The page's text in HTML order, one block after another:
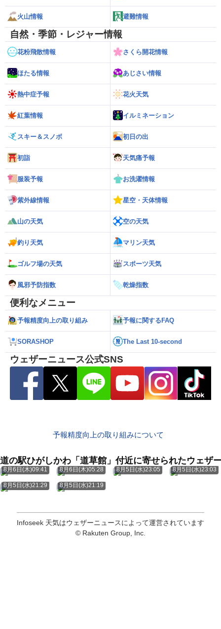
火山情報 避難情報
自然・季節・レジャー情報
花粉飛散情報 さくら開花情報
ほたる情報 あじさい情報
熱中症予報 花火天気
紅葉情報 イルミネーション
スキー＆スノボ 初日の出
初詣 天気痛予報
服装予報 お洗濯情報
紫外線情報 星空・天体情報
山の天気 空の天気
釣り天気 マリン天気
ゴルフ場の天気 スポーツ天気
風邪予防指数 乾燥指数
便利なメニュー
予報精度向上の取り組み 予報に関するFAQ
SORASHOP The Last 10-second
ウェザーニュース公式SNS
予報精度向上の取り組みについて
道の駅ひがしかわ「道草館」付近に寄せられたウェザ
8月6日(木)09:41 8月6日(木)05:28 8月5日(水)23:05 8月5日(水)23:03
8月5日(水)21:29 8月5日(水)21:19
Infoseek 天気はウェザーニュースによって運営されています
© Rakuten Group, Inc.